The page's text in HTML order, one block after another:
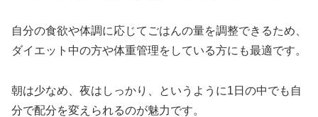
自分の食欲や体調に応じてごはんの量を調整できるため、
ダイエット中の方や体重管理をしている方にも最適です。
朝は少なめ、夜はしっかり、というように1日の中でも自
分で配分を変えられるのが魅力です。